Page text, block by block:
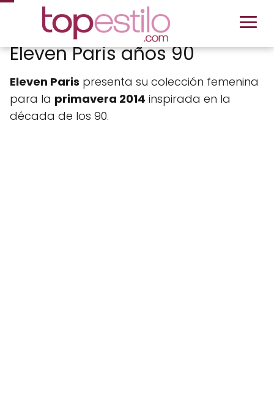
Eleven Paris años 90
Eleven Paris presenta su colección femenina
para la primavera 2014 inspirada en la
década de los 90.